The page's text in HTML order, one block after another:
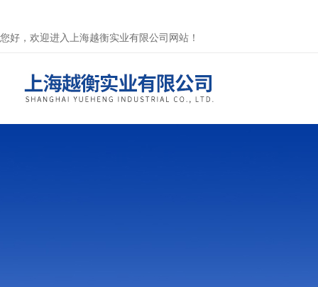
您好，欢迎进入上海越衡实业有限公司网站！